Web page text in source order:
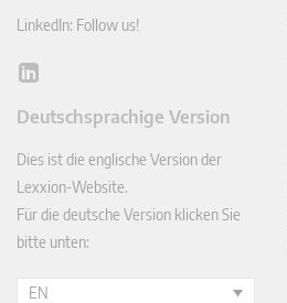
LinkedIn: Follow us!
Lin
In
Deutschsprachige Version
Dies ist die englische Version der
Lexxion-Website.
Für die deutsche Version klicken Sie
bitte unten:
EN